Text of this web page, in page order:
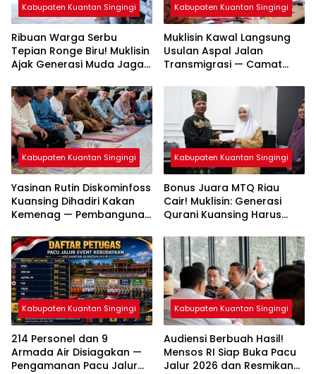
Kabupaten Kuantan Singingi
Ribuan Warga Serbu
Tepian Ronge Biru! Muklisin
Ajak Generasi Muda Jaga
Kabupaten Kuantan Singingi
Muklisin Kawal Langsung
Usulan Aspal Jalan
Transmigrasi — Camat
Kabupaten Kuantan Singingi
Yasinan Rutin Diskominfoss
Kuansing Dihadiri Kakan
Kemenag — Pembangunan
Kabupaten Kuantan Singingi
Bonus Juara MTQ Riau
Cair! Muklisin: Generasi
Qurani Kuansing Harus
Kabupaten Kuantan Singingi
214 Personel dan 9
Armada Air Disiagakan —
Pengamanan Pacu Jalur
Kabupaten Kuantan Singingi
Audiensi Berbuah Hasil!
Mensos RI Siap Buka Pacu
Jalur 2026 dan Resmikan